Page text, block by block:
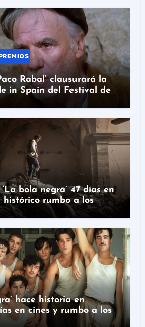
Rabal’ clausurará la
in Spain del Festival de
bola negra’ 47 días en
histórico rumbo a los
hace historia en
en cines y rumbo a los